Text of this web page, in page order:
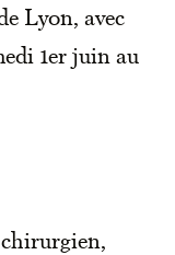
Lyon, avec
1er juin au